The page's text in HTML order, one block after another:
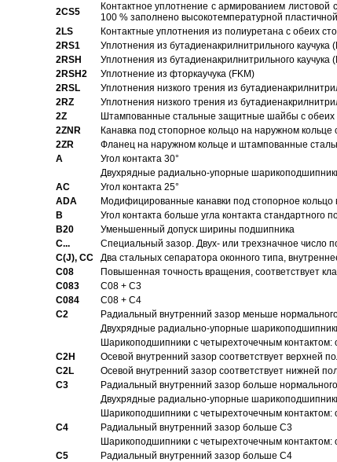
2CS5
Контактное уплотнение с армированием
100 % заполнено высокотемпературной
2LS
Контактные уплотнения из полиуретана с обеих
2RS1
Уплотнения из бутадиенакрилнитрильного
2RSH
Уплотнения из бутадиенакрилнитрильного
2RSH2
Уплотнение из фторкаучука (FKM)
2RSL
Уплотнения низкого трения из
2RZ
Уплотнения низкого трения из
2Z
Штампованные стальные защитные шайбы с обеих
2ZNR
Канавка под стопорное кольцо на наружном
2ZR
Фланец на наружном кольце и штампованные
A
Угол контакта 30°
Двухрядные радиально-упорные
AC
Угол контакта 25°
ADA
Модифицированные канавки под стопорное кольцо
B
Угол контакта больше угла контакта стандартного
B20
Уменьшенный допуск ширины подшипника
C...
Специальный зазор. Двух- или трехзначное число
C(J), CC
Два стальных сепаратора оконного типа,
C08
Повышенная точность вращения, соответствует
C083
C08 + C3
C084
C08 + C4
C2
Pадиальный внутренний зазор меньше
Двухрядные радиально-упорные
Шарикоподшипники с четырехточечным
C2H
Осевой внутренний зазор соответствует верхней
C2L
Осевой внутренний зазор соответствует нижней
C3
Pадиальный внутренний зазор больше нормального
Двухрядные радиально-упорные
Шарикоподшипники с четырехточечным
C4
Pадиальный внутренний зазор больше C3
Шарикоподшипники с четырехточечным контактом:
C5
Pадиальный внутренний зазор больше C4